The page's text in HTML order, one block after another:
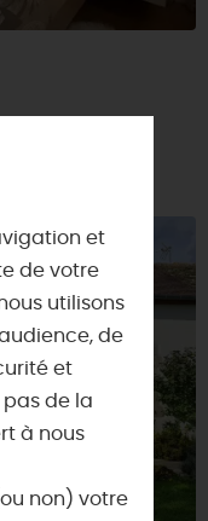
et
de votre
utilisons
de
et
pas de la
à nous
non) votre